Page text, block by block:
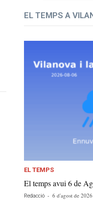
EL TEMPS A
EL TEMPS
El temps avui 6 de
Redacció - 6 d'agost de 2026